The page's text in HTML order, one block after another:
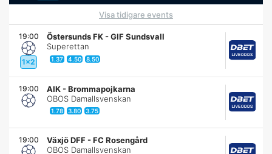
Visa tidigare events
19:00
1x2
Östersunds FK -GIF Sundsvall
Superettan
1.37 4.50 8.50
19:00 AIK -Brommapojkarna
OBOS Damallsvenskan
1.78 3.80 3.75
19:00 Växjö DFF -FC Rosengård
OBOS Damallsvenskan